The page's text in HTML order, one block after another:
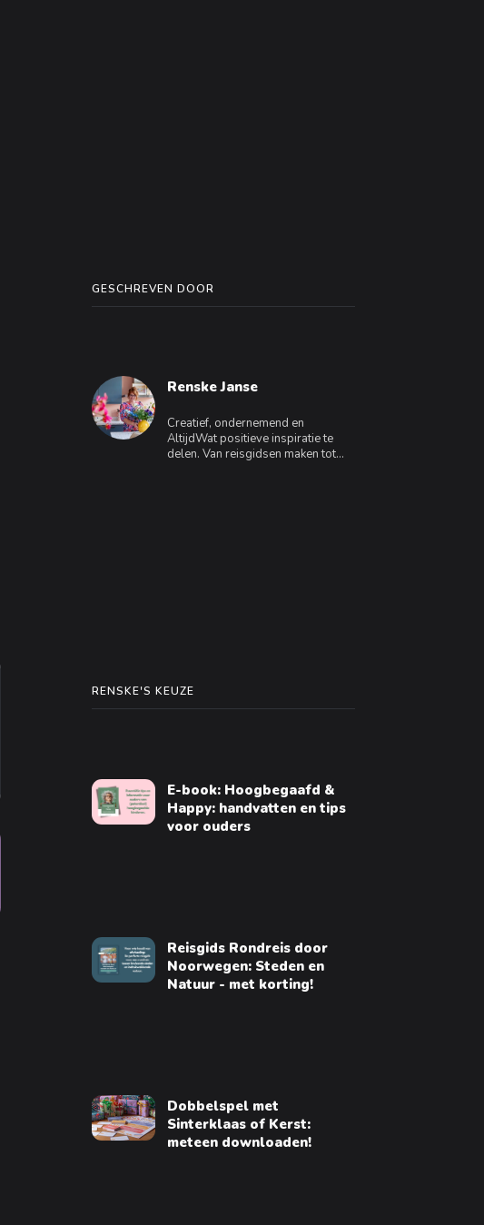
GESCHREVEN DOOR
Renske Janse
Creatief, ondernemend en
AltijdWat positieve inspiratie te
delen. Van reisgidsen maken tot
RENSKE'S KEUZE
E-book: Hoogbegaafd &
Happy: handvatten en tips
voor ouders
Reisgids Rondreis door
Noorwegen: Steden en
Natuur - met korting!
Dobbelspel met
Sinterklaas of Kerst:
meteen downloaden!